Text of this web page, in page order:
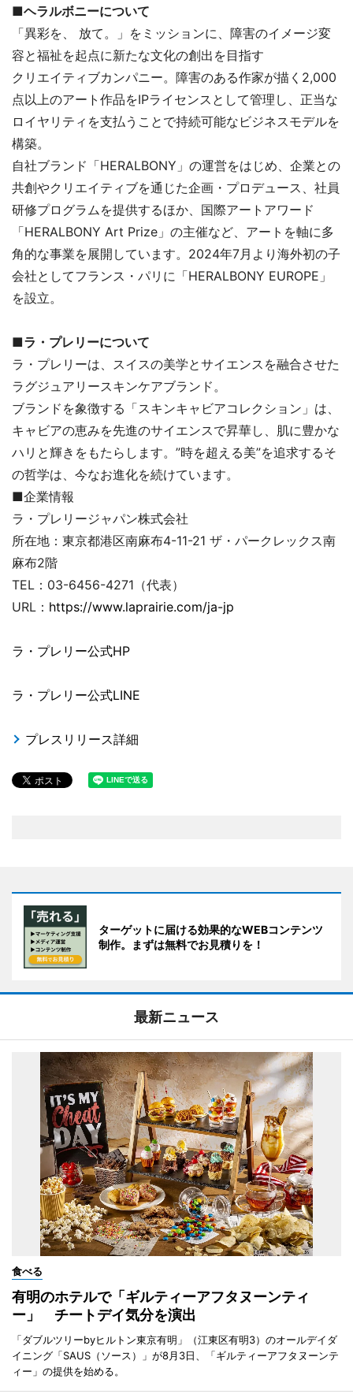
■ヘラルボニーについて
「異彩を、 放て。」をミッションに、障害のイメージ変
容と福祉を起点に新たな文化の創出を目指す
クリエイティブカンパニー。障害のある作家が描く2,000
点以上のアート作品をIPライセンスとして管理し、正当な
ロイヤリティを支払うことで持続可能なビジネスモデルを
構築。
自社ブランド「HERALBONY」の運営をはじめ、企業との
共創やクリエイティブを通じた企画・プロデュース、社員
研修プログラムを提供するほか、国際アートアワード
「HERALBONY Art Prize」の主催など、アートを軸に多
角的な事業を展開しています。2024年7月より海外初の子
会社としてフランス・パリに「HERALBONY EUROPE」
を設立。
■ラ・プレリーについて
ラ・プレリーは、スイスの美学とサイエンスを融合させた
ラグジュアリースキンケアブランド。
ブランドを象徴する「スキンキャビアコレクション」は、
キャビアの恵みを先進のサイエンスで昇華し、肌に豊かな
ハリと輝きをもたらします。”時を超える美”を追求するそ
の哲学は、今なお進化を続けています。
■企業情報
ラ・プレリージャパン株式会社
所在地：東京都港区南麻布4-11-21 ザ・パークレックス南
麻布2階
TEL：03-6456-4271（代表）
URL： https://www.laprairie.com/ja-jp
ラ・プレリー公式HP
ラ・プレリー公式LINE
プレスリリース詳細
ターゲットに届ける効果的なWEBコンテンツ
制作。まずは無料でお見積りを！
最新ニュース
食べる
有明のホテルで「ギルティーアフタヌーンティ
ー」 チートデイ気分を演出
「ダブルツリーbyヒルトン東京有明」（江東区有明3）のオールデイダ
イニング「SAUS（ソース）」が8月3日、「ギルティーアフタヌーンテ
ィー」の提供を始める。